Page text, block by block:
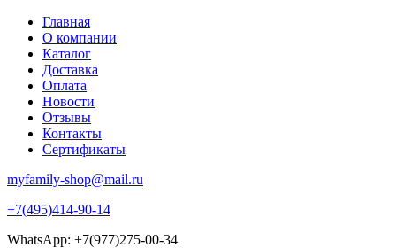
Главная
О компании
Каталог
Доставка
Оплата
Новости
Отзывы
Контакты
Сертификаты
myfamily-shop@mail.ru
+7(495)414-90-14
WhatsApp: +7(977)275-00-34